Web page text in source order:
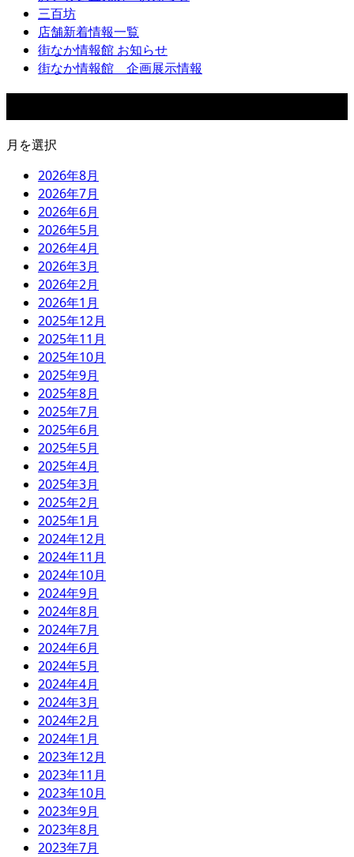
三百坊
店舗新着情報一覧
街なか情報館 お知らせ
街なか情報館 企画展示情報
月を選択
2026年8月
2026年7月
2026年6月
2026年5月
2026年4月
2026年3月
2026年2月
2026年1月
2025年12月
2025年11月
2025年10月
2025年9月
2025年8月
2025年7月
2025年6月
2025年5月
2025年4月
2025年3月
2025年2月
2025年1月
2024年12月
2024年11月
2024年10月
2024年9月
2024年8月
2024年7月
2024年6月
2024年5月
2024年4月
2024年3月
2024年2月
2024年1月
2023年12月
2023年11月
2023年10月
2023年9月
2023年8月
2023年7月